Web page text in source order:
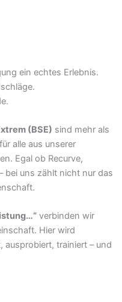
ein echtes Erlebnis.
(BSE) sind mehr als
alle aus unserer
Egal ob Recurve,
bei uns zählt nicht nur das
verbinden wir
Hier wird
trainiert – und